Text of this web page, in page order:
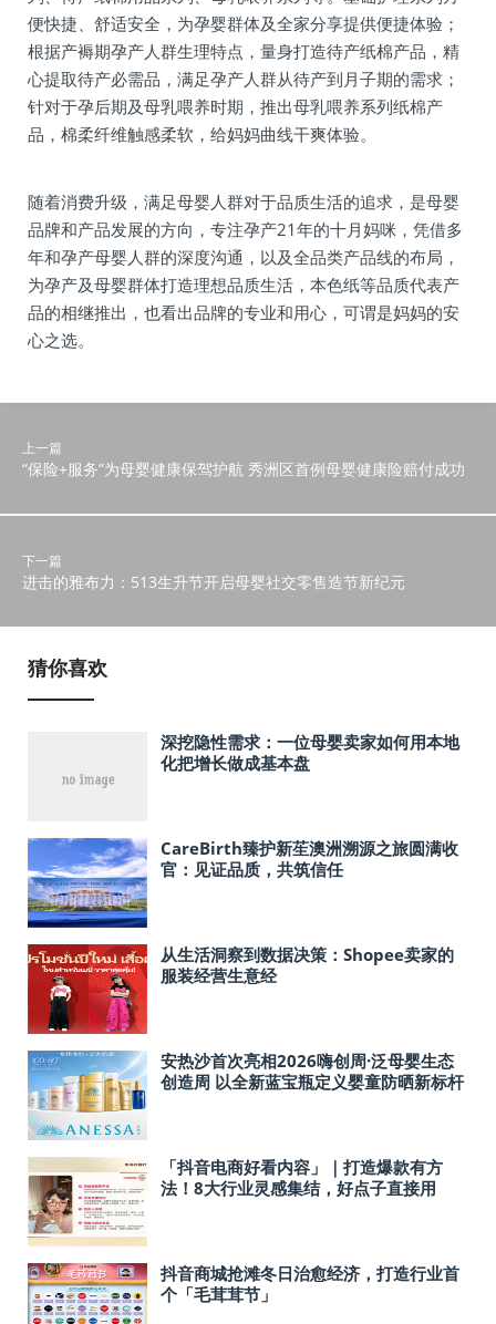
便快捷、舒适安全，为孕婴群体及全家分享提供便捷体验；
根据产褥期孕产人群生理特点，量身打造待产纸棉产品，精
心提取待产必需品，满足孕产人群从待产到月子期的需求；
针对于孕后期及母乳喂养时期，推出母乳喂养系列纸棉产
品，棉柔纤维触感柔软，给妈妈曲线干爽体验。
随着消费升级，满足母婴人群对于品质生活的追求，是母婴
品牌和产品发展的方向，专注孕产21年的十月妈咪，凭借多
年和孕产母婴人群的深度沟通，以及全品类产品线的布局，
为孕产及母婴群体打造理想品质生活，本色纸等品质代表产
品的相继推出，也看出品牌的专业和用心，可谓是妈妈的安
心之选。
上一篇
“保险+服务”为母婴健康保驾护航 秀洲区首例母婴健康险赔付成功
下一篇
进击的雅布力：513生升节开启母婴社交零售造节新纪元
猜你喜欢
深挖隐性需求：一位母婴卖家如何用本地
化把增长做成基本盘
CareBirth臻护新苼澳洲溯源之旅圆满收
官：见证品质，共筑信任
从生活洞察到数据决策：Shopee卖家的
服装经营生意经
安热沙首次亮相2026嗨创周·泛母婴生态
创造周 以全新蓝宝瓶定义婴童防晒新标杆
「抖音电商好看内容」｜打造爆款有方
法！8大行业灵感集结，好点子直接用
抖音商城抢滩冬日治愈经济，打造行业首
个「毛茸茸节」